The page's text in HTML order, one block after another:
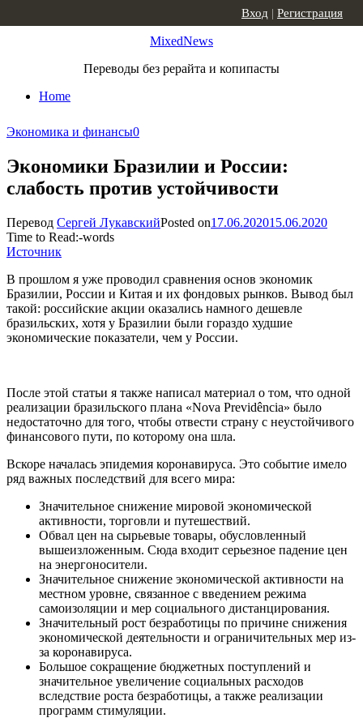
MixedNews
Переводы без рерайта и копипасты
Home
Вход | Регистрация
Экономика и финансы0
Экономики Бразилии и России:
слабость против устойчивости
Перевод Сергей ЛукавскийPosted on17.06.202015.06.2020
Time to Read:-words
Источник
В прошлом я уже проводил сравнения основ экономик
Бразилии, России и Китая и их фондовых рынков. Вывод был
такой: российские акции оказались намного дешевле
бразильских, хотя у Бразилии были гораздо худшие
экономические показатели, чем у России.
После этой статьи я также написал материал о том, что одной
реализации бразильского плана «Nova Previdência» было
недостаточно для того, чтобы отвести страну с неустойчивого
финансового пути, по которому она шла.
Вскоре началась эпидемия коронавируса. Это событие имело
ряд важных последствий для всего мира:
Значительное снижение мировой экономической
активности, торговли и путешествий.
Обвал цен на сырьевые товары, обусловленный
вышеизложенным. Сюда входит серьезное падение цен
на энергоносители.
Значительное снижение экономической активности на
местном уровне, связанное с введением режима
самоизоляции и мер социального дистанцирования.
Значительный рост безработицы по причине снижения
экономической деятельности и ограничительных мер из-
за коронавируса.
Большое сокращение бюджетных поступлений и
значительное увеличение социальных расходов
вследствие роста безработицы, а также реализации
программ стимуляции.